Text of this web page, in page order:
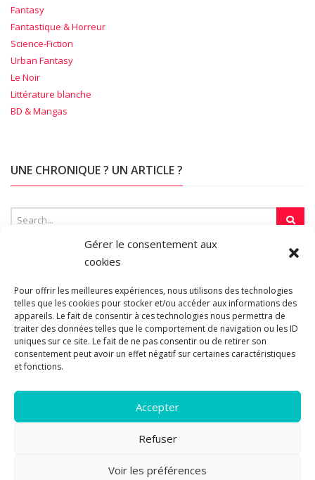
Gérer le consentement aux
cookies
Pour offrir les meilleures expériences, nous utilisons des technologies
telles que les cookies pour stocker et/ou accéder aux informations des
appareils. Le fait de consentir à ces technologies nous permettra de
traiter des données telles que le comportement de navigation ou les ID
uniques sur ce site. Le fait de ne pas consentir ou de retirer son
consentement peut avoir un effet négatif sur certaines caractéristiques
et fonctions.
Accepter
Refuser
Voir les préférences
Fantasy
Fantastique & Horreur
Science-Fiction
Urban Fantasy
Le Noir
Littérature blanche
BD & Mangas
UNE CHRONIQUE ? UN ARTICLE ?
SUR LA TOILE…
Blogroll
de cookies.